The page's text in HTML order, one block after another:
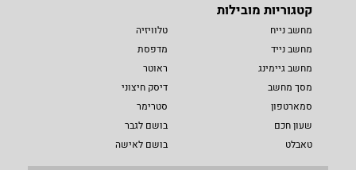
קטגוריות מובילות
מחשב נייח
מחשב נייד
מחשב גיימינג
מסך מחשב
סמארטפון
שעון חכם
טאבלט
טלוויזיה
מדפסת
ראוטר
דיסק חיצוני
סטרימר
בושם לגבר
בושם לאישה